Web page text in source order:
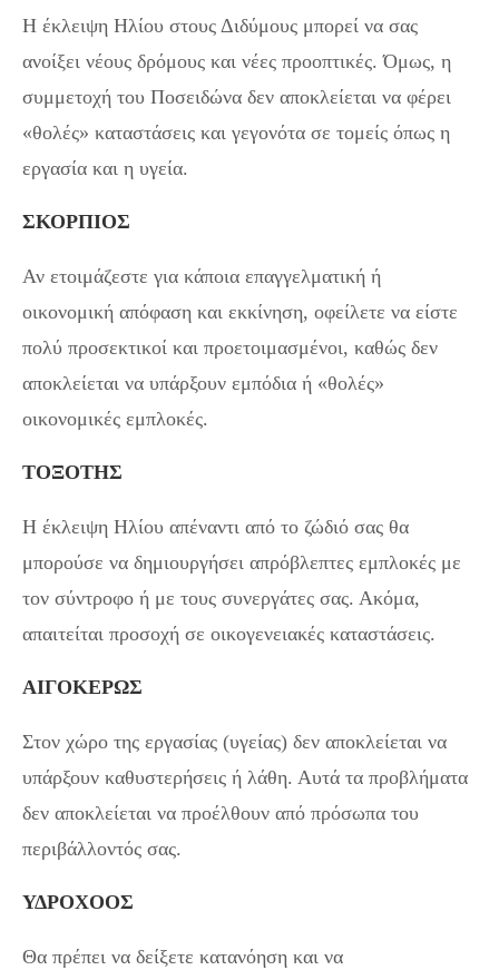
Η έκλειψη Ηλίου στους Διδύμους μπορεί να σας
ανοίξει νέους δρόμους και νέες προοπτικές. Όμως, η
συμμετοχή του Ποσειδώνα δεν αποκλείεται να φέρει
«θολές» καταστάσεις και γεγονότα σε τομείς όπως η
εργασία και η υγεία.
ΣΚΟΡΠΙΟΣ
Αν ετοιμάζεστε για κάποια επαγγελματική ή
οικονομική απόφαση και εκκίνηση, οφείλετε να είστε
πολύ προσεκτικοί και προετοιμασμένοι, καθώς δεν
αποκλείεται να υπάρξουν εμπόδια ή «θολές»
οικονομικές εμπλοκές.
ΤΟΞΟΤΗΣ
Η έκλειψη Ηλίου απέναντι από το ζώδιό σας θα
μπορούσε να δημιουργήσει απρόβλεπτες εμπλοκές με
τον σύντροφο ή με τους συνεργάτες σας. Ακόμα,
απαιτείται προσοχή σε οικογενειακές καταστάσεις.
ΑΙΓΟΚΕΡΩΣ
Στον χώρο της εργασίας (υγείας) δεν αποκλείεται να
υπάρξουν καθυστερήσεις ή λάθη. Αυτά τα προβλήματα
δεν αποκλείεται να προέλθουν από πρόσωπα του
περιβάλλοντός σας.
ΥΔΡΟΧΟΟΣ
Θα πρέπει να δείξετε κατανόηση και να